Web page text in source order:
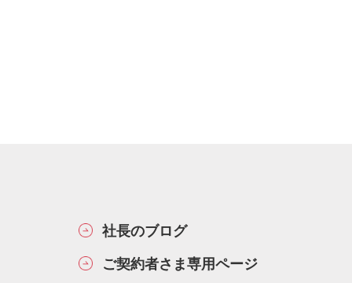
社長のブログ
ご契約者さま専用ページ